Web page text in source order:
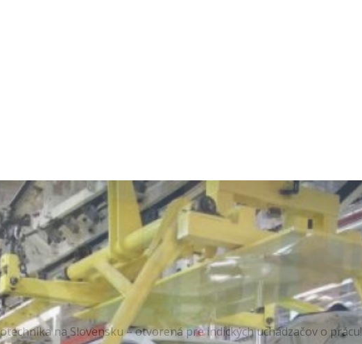
na Slovensku – otvorená pre indických uchádzačov o prácu!